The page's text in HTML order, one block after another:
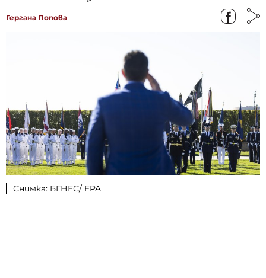
Гергана Попова
Снимка: БГНЕС/ EPA